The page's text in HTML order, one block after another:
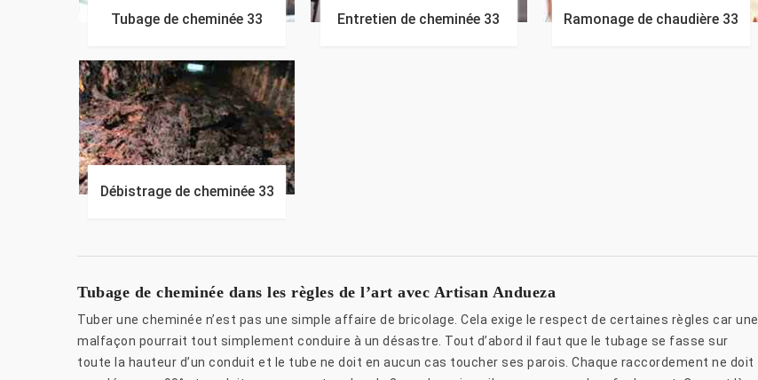
Tubage de cheminée 33 Entretien de cheminée 33 Ramonage de chaudière 33
Débistrage de cheminée 33
Tubage de cheminée dans les règles de l’art avec Artisan Andueza
Tuber une cheminée n’est pas une simple affaire de bricolage. Cela exige le respect de certaines règles car une
malfaçon pourrait tout simplement conduire à un désastre. Tout d’abord il faut que le tubage se fasse sur
toute la hauteur d’un conduit et le tube ne doit en aucun cas toucher ses parois. Chaque raccordement ne doit